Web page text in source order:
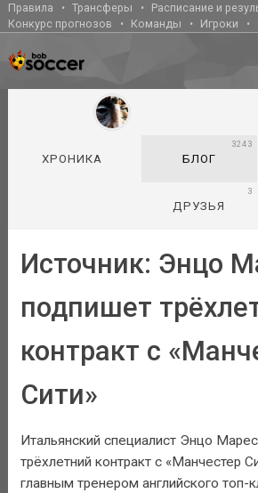
Правила Трансферы
Расписание и
Конкурс прогнозов
Команды Игроки
ХРОНИКА БЛОГ
3243
ДРУЗЬЯ
3
Источник: Энцо
подпишет
контракт с
Сити»
Итальянский специалист Энцо
трёхлетний контракт с «Манчестер
главным тренером английского топ-